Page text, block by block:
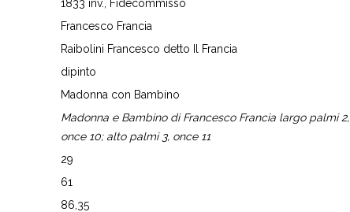
1833 inv., Fidecommisso
Francesco Francia
Raibolini Francesco detto Il Francia
dipinto
Madonna con Bambino
Madonna e Bambino di Francesco Francia largo palmi 2,
once 10; alto palmi 3, once 11
29
61
86,35